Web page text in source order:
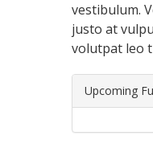
vestibulum.
justo at
volutpat leo
Upcoming